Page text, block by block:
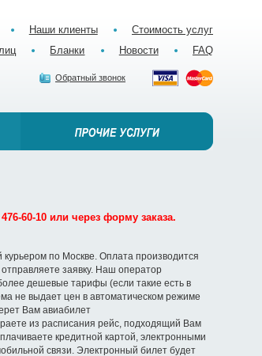
Наши клиенты
Стоимость услуг
Бланки Новости FAQ
Обратный звонок
60-10 или через форму заказа.
по Москве. Оплата производится
заявку. Наш оператор
дешевые тарифы (если такие есть в
не выдает цен в автоматическом режиме
Вам авиабилет
из расписания рейс, подходящий Вам
кредитной картой, электронными
связи. Электронный билет будет